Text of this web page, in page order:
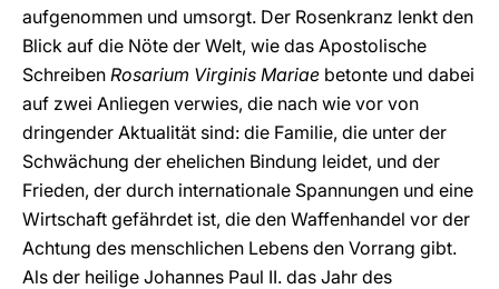
aufgenommen und umsorgt. Der Rosenkranz lenkt den
Blick auf die Nöte der Welt, wie das Apostolische
Schreiben Rosarium Virginis Mariae betonte und dabei
auf zwei Anliegen verwies, die nach wie vor von
dringender Aktualität sind: die Familie, die unter der
Schwächung der ehelichen Bindung leidet, und der
Frieden, der durch internationale Spannungen und eine
Wirtschaft gefährdet ist, die den Waffenhandel vor der
Achtung des menschlichen Lebens den Vorrang gibt.
Als der heilige Johannes Paul II. das Jahr des